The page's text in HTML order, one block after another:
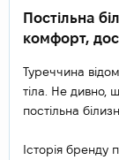
Постільна
комфорт,
Туреччина
тіла. Не дивно,
постільна
Історія бренду